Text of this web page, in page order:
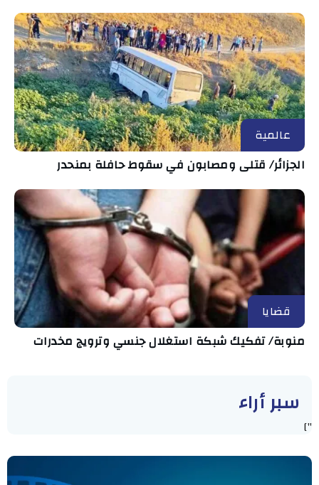
عالمية
الجزائر/ قتلى ومصابون في سقوط حافلة بمنحدر
قضايا
منوبة/ تفكيك شبكة استغلال جنسي وترويج مخدرات
سبر أراء
"]